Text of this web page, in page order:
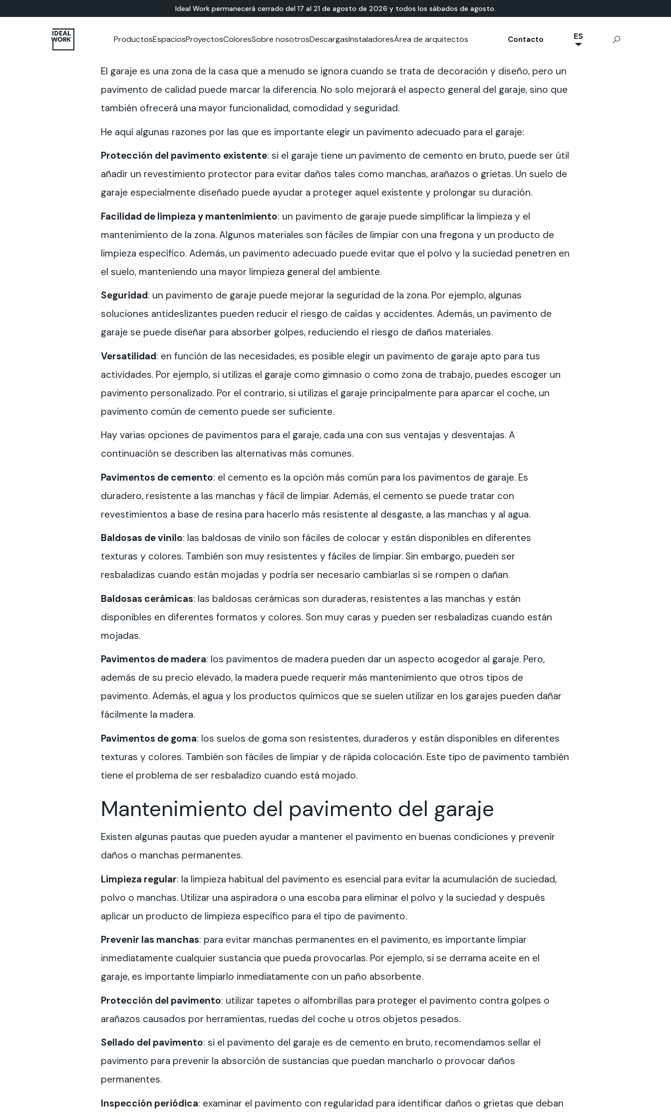
Ideal Work permanecerá cerrado del 17 al 21 de agosto de 2026 y todos los sábados de agosto.
Productos
TODOS LOS
PRODUCTOS
Soluciones para
Soluciones para
A BASE DE
CEMENTO
Microtopping®
Nuvolato Architop®
Rasico®
HÍBRIDO MINERAL-
RESINA
Solidro
Acidificado
TERRAZO
Lixio®
Lixio®+
A base natural
Terrae-Calce
HORMIGÓN PARA
EXTERIORES
Hormigón
Estampado
Espacios
APLICACIONES INTERIORES APLICACIONES EXTERIORES
Zonas urbanas de uso público
Living exterior
Sendas y caminos
Parques de atracciones
ProyectosColoresSobre nosotros
Showroom Ideal News
Descargas
Documentación Técnica
Instaladores
Cursos y formación Tienda Video Tutorial App Ideal Work
Área de arquitectos
Estudio del color Showroom Documentación Técnica
Contacto ES
El garaje es una zona de la casa que a menudo se ignora cuando se trata de decoración y diseño, pero un
pavimento de calidad puede marcar la diferencia. No solo mejorará el aspecto general del garaje, sino que
también ofrecerá una mayor funcionalidad, comodidad y seguridad.
He aquí algunas razones por las que es importante elegir un pavimento adecuado para el garaje:
Protección del pavimento existente: si el garaje tiene un pavimento de cemento en bruto, puede ser útil
añadir un revestimiento protector para evitar daños tales como manchas, arañazos o grietas. Un suelo de
garaje especialmente diseñado puede ayudar a proteger aquel existente y prolongar su duración.
Facilidad de limpieza y mantenimiento: un pavimento de garaje puede simplificar la limpieza y el
mantenimiento de la zona. Algunos materiales son fáciles de limpiar con una fregona y un producto de
limpieza específico. Además, un pavimento adecuado puede evitar que el polvo y la suciedad penetren en
el suelo, manteniendo una mayor limpieza general del ambiente.
Seguridad: un pavimento de garaje puede mejorar la seguridad de la zona. Por ejemplo, algunas
soluciones antideslizantes pueden reducir el riesgo de caídas y accidentes. Además, un pavimento de
garaje se puede diseñar para absorber golpes, reduciendo el riesgo de daños materiales.
Versatilidad: en función de las necesidades, es posible elegir un pavimento de garaje apto para tus
actividades. Por ejemplo, si utilizas el garaje como gimnasio o como zona de trabajo, puedes escoger un
pavimento personalizado. Por el contrario, si utilizas el garaje principalmente para aparcar el coche, un
pavimento común de cemento puede ser suficiente.
Hay varias opciones de pavimentos para el garaje, cada una con sus ventajas y desventajas. A
continuación se describen las alternativas más comunes.
Pavimentos de cemento: el cemento es la opción más común para los pavimentos de garaje. Es
duradero, resistente a las manchas y fácil de limpiar. Además, el cemento se puede tratar con
revestimientos a base de resina para hacerlo más resistente al desgaste, a las manchas y al agua.
Baldosas de vinilo: las baldosas de vinilo son fáciles de colocar y están disponibles en diferentes
texturas y colores. También son muy resistentes y fáciles de limpiar. Sin embargo, pueden ser
resbaladizas cuando están mojadas y podría ser necesario cambiarlas si se rompen o dañan.
Baldosas cerámicas: las baldosas cerámicas son duraderas, resistentes a las manchas y están
disponibles en diferentes formatos y colores. Son muy caras y pueden ser resbaladizas cuando están
mojadas.
Pavimentos de madera: los pavimentos de madera pueden dar un aspecto acogedor al garaje. Pero,
además de su precio elevado, la madera puede requerir más mantenimiento que otros tipos de
pavimento. Además, el agua y los productos químicos que se suelen utilizar en los garajes pueden dañar
fácilmente la madera.
Pavimentos de goma: los suelos de goma son resistentes, duraderos y están disponibles en diferentes
texturas y colores. También son fáciles de limpiar y de rápida colocación. Este tipo de pavimento también
tiene el problema de ser resbaladizo cuando está mojado.
Mantenimiento del pavimento del garaje
Existen algunas pautas que pueden ayudar a mantener el pavimento en buenas condiciones y prevenir
daños o manchas permanentes.
Limpieza regular: la limpieza habitual del pavimento es esencial para evitar la acumulación de suciedad,
polvo o manchas. Utilizar una aspiradora o una escoba para eliminar el polvo y la suciedad y después
aplicar un producto de limpieza específico para el tipo de pavimento.
Prevenir las manchas: para evitar manchas permanentes en el pavimento, es importante limpiar
inmediatamente cualquier sustancia que pueda provocarlas. Por ejemplo, si se derrama aceite en el
garaje, es importante limpiarlo inmediatamente con un paño absorbente.
Protección del pavimento: utilizar tapetes o alfombrillas para proteger el pavimento contra golpes o
arañazos causados por herramientas, ruedas del coche u otros objetos pesados.
Sellado del pavimento: si el pavimento del garaje es de cemento en bruto, recomendamos sellar el
pavimento para prevenir la absorción de sustancias que puedan mancharlo o provocar daños
permanentes.
Inspección periódica: examinar el pavimento con regularidad para identificar daños o grietas que deban